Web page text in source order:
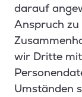
darauf
Anspruch zu
wir Dritte
Umständen